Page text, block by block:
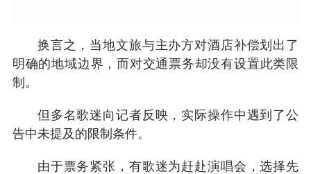
换言之，当地文旅与主办方对酒店补偿划出了
明确的地域边界，而对交通票务却没有设置此类限
制。
但多名歌迷向记者反映，实际操作中遇到了公
告中未提及的限制条件。
由于票务紧张，有歌迷为赶赴演唱会，选择先